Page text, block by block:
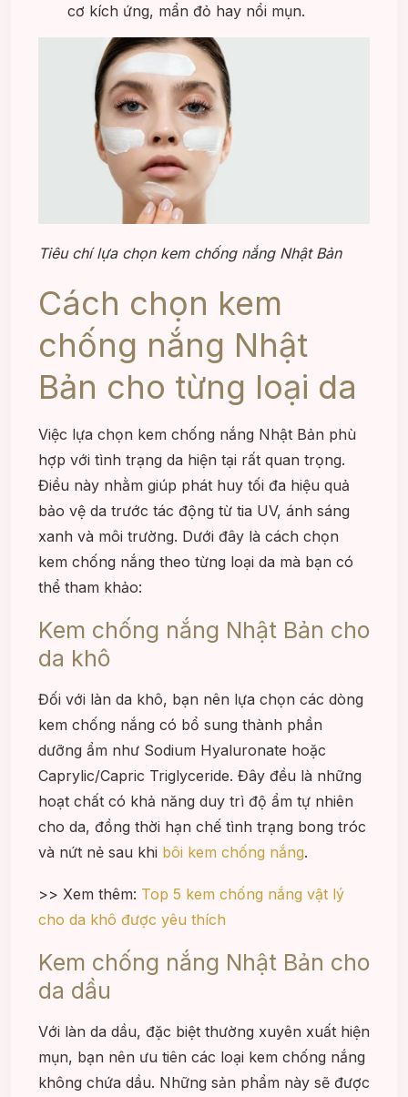
cơ kích ứng, mẩn đỏ hay nổi mụn.
Tiêu chí lựa chọn kem chống nắng Nhật Bản
Cách chọn kem
chống nắng Nhật
Bản cho từng loại da
Việc lựa chọn kem chống nắng Nhật Bản phù
hợp với tình trạng da hiện tại rất quan trọng.
Điều này nhằm giúp phát huy tối đa hiệu quả
bảo vệ da trước tác động từ tia UV, ánh sáng
xanh và môi trường. Dưới đây là cách chọn
kem chống nắng theo từng loại da mà bạn có
thể tham khảo:
Kem chống nắng Nhật Bản cho
da khô
Đối với làn da khô, bạn nên lựa chọn các dòng
kem chống nắng có bổ sung thành phần
dưỡng ẩm như Sodium Hyaluronate hoặc
Caprylic/Capric Triglyceride. Đây đều là những
hoạt chất có khả năng duy trì độ ẩm tự nhiên
cho da, đồng thời hạn chế tình trạng bong tróc
và nứt nẻ sau khi bôi kem chống nắng.
>> Xem thêm: Top 5 kem chống nắng vật lý
cho da khô được yêu thích
Kem chống nắng Nhật Bản cho
da dầu
Với làn da dầu, đặc biệt thường xuyên xuất hiện
mụn, bạn nên ưu tiên các loại kem chống nắng
không chứa dầu. Những sản phẩm này sẽ được